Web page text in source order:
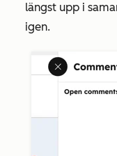
längst upp i
igen.